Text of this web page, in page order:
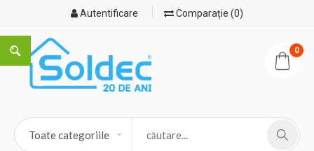
Autentificare Comparație (0)
0